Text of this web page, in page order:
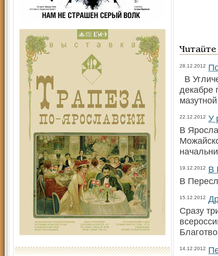
28.12.2012
В
декабре
22.12.2012 У
В
19.12.2012
В
В
15.12.2012
Сразу
14.12.2012